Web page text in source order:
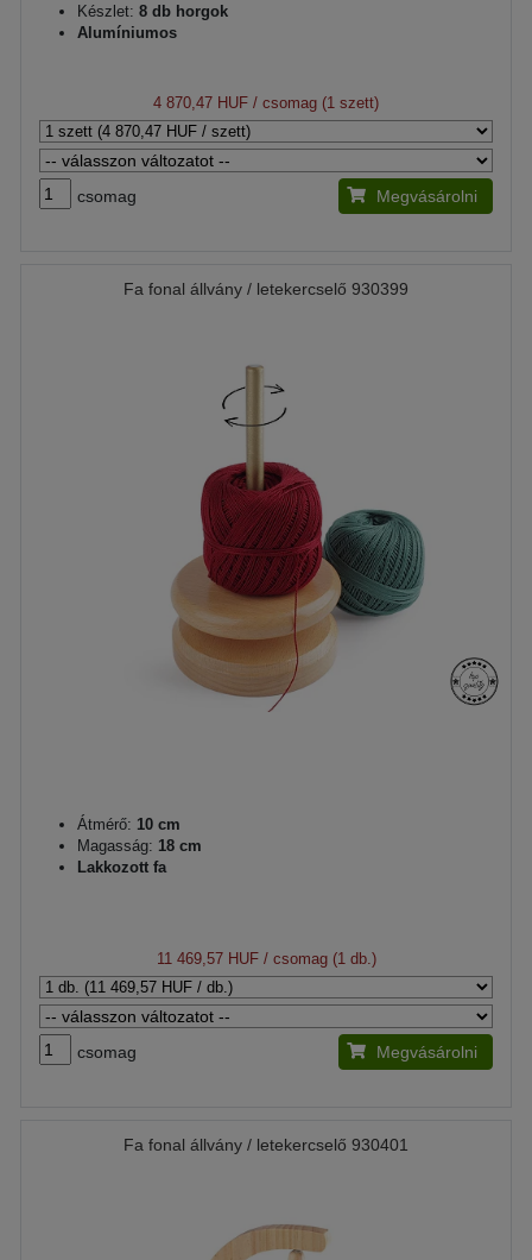
Készlet: 8 db horgok
Alumíniumos
4 870,47 HUF / csomag (1 szett)
csomag Megvásárolni
Fa fonal állvány / letekercselő 930399
Átmérő: 10 cm
Magasság: 18 cm
Lakkozott fa
11 469,57 HUF/ csomag (1 db.)
csomag Megvásárolni
Fa fonal állvány / letekercselő 930401